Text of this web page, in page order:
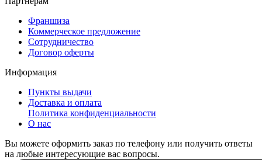
Франшиза
Коммерческое предложение
Сотрудничество
Договор оферты
Информация
Пункты выдачи
Доставка и оплата
Политика конфиденциальности
О нас
Вы можете оформить заказ по телефону или получить ответы
на любые интересующие вас вопросы.